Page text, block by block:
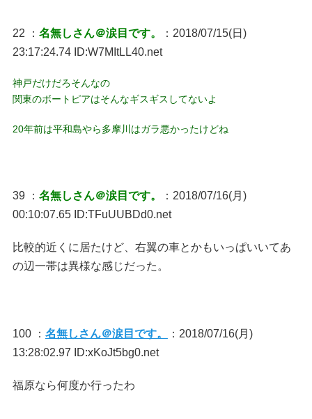
22 ： 名無しさん＠涙目です。
：2018/07/15(日)
23:17:24.74 ID:W7MItLL40.net
神戸だけだろそんなの
関東のボートピアはそんなギスギスしてないよ
20年前は平和島やら多摩川はガラ悪かったけどね
39 ： 名無しさん＠涙目です。
：2018/07/16(月)
00:10:07.65 ID:TFuUUBDd0.net
比較的近くに居たけど、右翼の車とかもいっぱいいてあ
の辺一帯は異様な感じだった。
100 ： 名無しさん＠涙目です。
：2018/07/16(月)
13:28:02.97 ID:xKoJt5bg0.net
福原なら何度か行ったわ